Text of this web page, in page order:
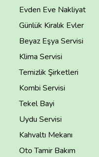
Evden Eve Nakliyat
Günlük Kiralık Evler
Beyaz Eşya Servisi
Klima Servisi
Temizlik Şirketleri
Kombi Servisi
Tekel Bayi
Uydu Servisi
Kahvaltı Mekanı
Oto Tamir Bakım